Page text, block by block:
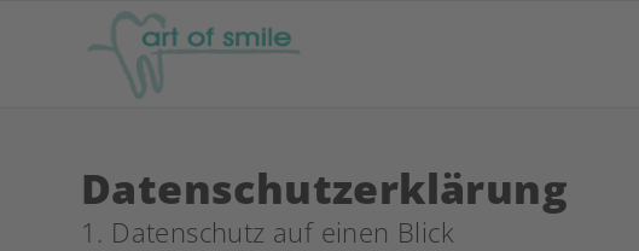
Datenschutz­erklärung
1. Datenschutz auf einen Blick